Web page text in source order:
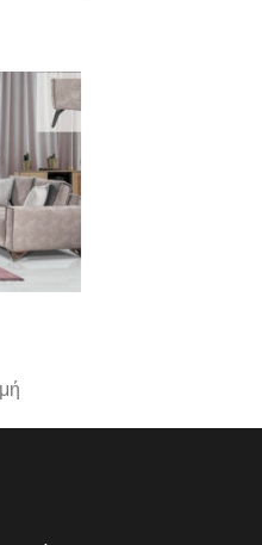
στην λίστα
επιθυμιών